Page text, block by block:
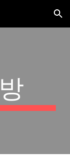
Skip to navigation